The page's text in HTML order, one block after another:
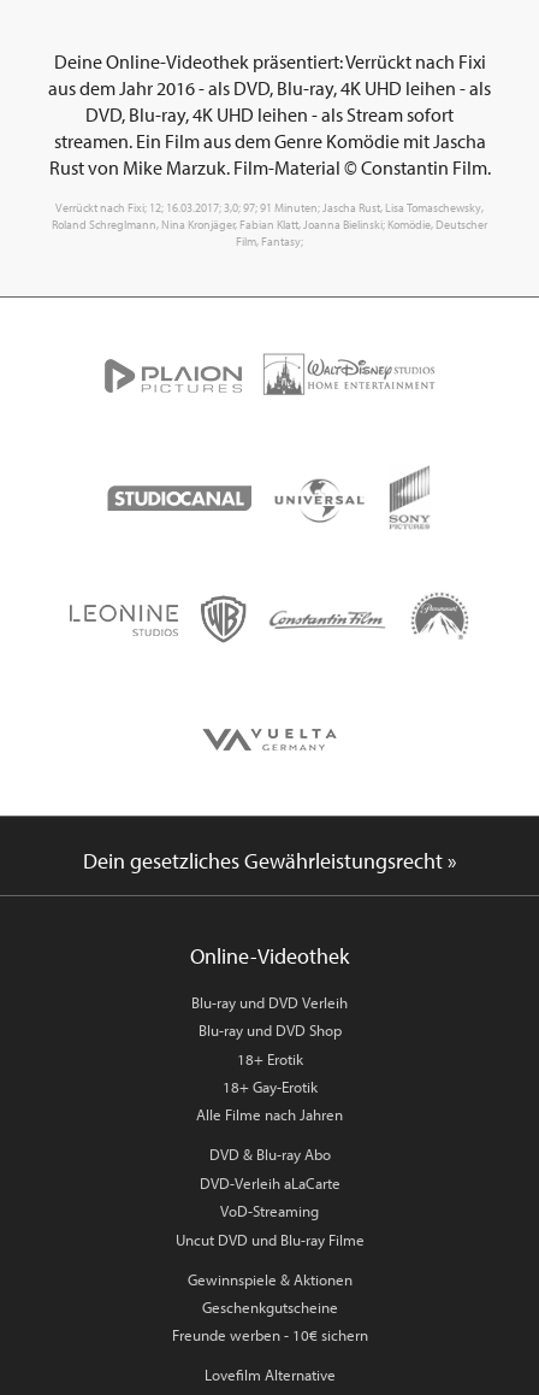
Deine Online-Videothek präsentiert: Verrückt nach Fixi
aus dem Jahr 2016 - als DVD, Blu-ray, 4K UHD leihen - als
DVD, Blu-ray, 4K UHD leihen - als Stream sofort
streamen. Ein Film aus dem Genre Komödie mit Jascha
Rust von Mike Marzuk. Film-Material © Constantin Film.
Verrückt nach Fixi; 12; 16.03.2017; 3,0; 97; 91 Minuten; Jascha Rust, Lisa Tomaschewsky,
Roland Schreglmann, Nina Kronjäger, Fabian Klatt, Joanna Bielinski; Komödie, Deutscher
Film, Fantasy;
Dein gesetzliches Gewährleistungsrecht »
Online-Videothek
Blu-ray und DVD Verleih
Blu-ray und DVD Shop
18+ Erotik
18+ Gay-Erotik
Alle Filme nach Jahren
DVD & Blu-ray Abo
DVD-Verleih aLaCarte
VoD-Streaming
Uncut DVD und Blu-ray Filme
Gewinnspiele & Aktionen
Geschenkgutscheine
Freunde werben - 10€ sichern
Lovefilm Alternative